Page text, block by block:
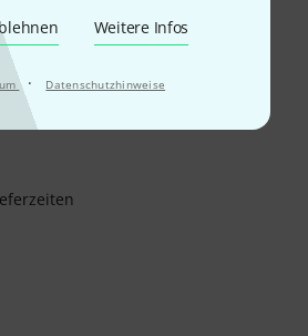
Weitere Infos
· Datenschutzhinweise